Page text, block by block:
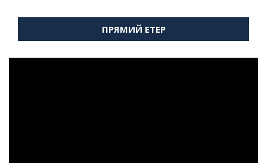
ПРЯМИЙ ЕТЕР